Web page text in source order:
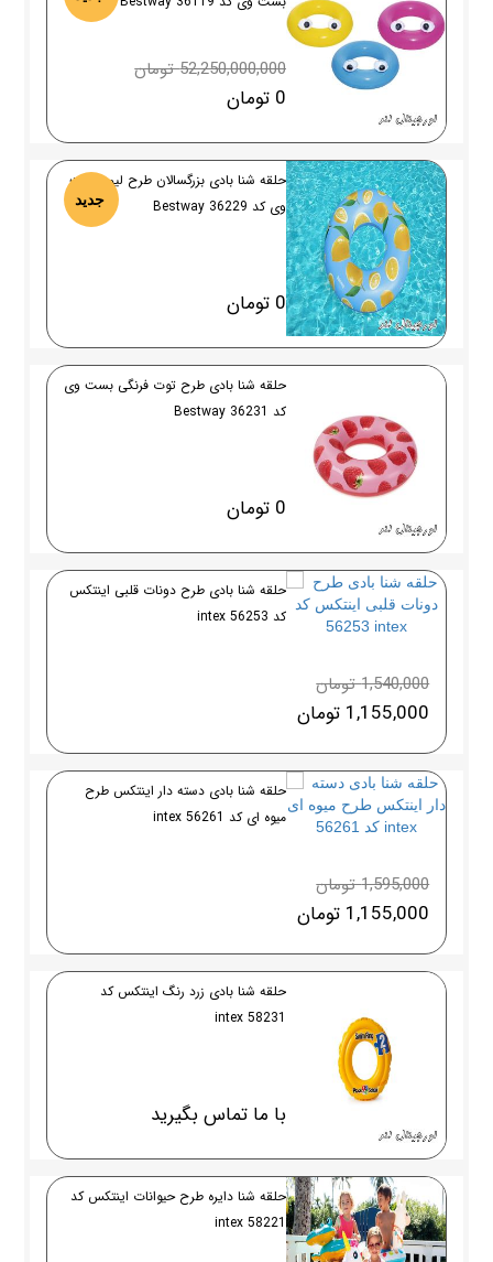
52,250,000,000 تومان
0 تومان
جدید
حلقه شنا بادی بزرگسالان طرح لیمو بست
وی کد 36229 Bestway
0 تومان
حلقه شنا بادی طرح توت فرنگی بست وی
کد 36231 Bestway
0 تومان
حلقه شنا بادی طرح دونات قلبی اینتکس
کد 56253 intex
1,540,000 تومان
1,155,000 تومان
حلقه شنا بادی دسته دار اینتکس طرح
میوه ای کد 56261 intex
1,595,000 تومان
1,155,000 تومان
حلقه شنا بادی زرد رنگ اینتکس کد
58231 intex
با ما تماس بگیرید
حلقه شنا دایره طرح حیوانات اینتکس کد
58221 intex